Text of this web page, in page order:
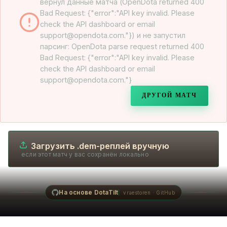
вернул данные матча (OpenDota returned 400
Bad Request: {"error":"API key invalid. Please
check the API dashboard or email
support@opendota.com."}) и не запустил
парсинг: OpenDota parse request returned 400
Bad Request: {"error":"API key invalid. Please
check the API dashboard or email
support@opendota.com."}
ДРУГОЙ МАТЧ
Загрузить .dem-реплей вручную
если этот матч у вас сохранён локально
На основе DotaTilt vraestoren · GitHub